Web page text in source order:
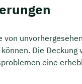
von
Die Deckung
eine